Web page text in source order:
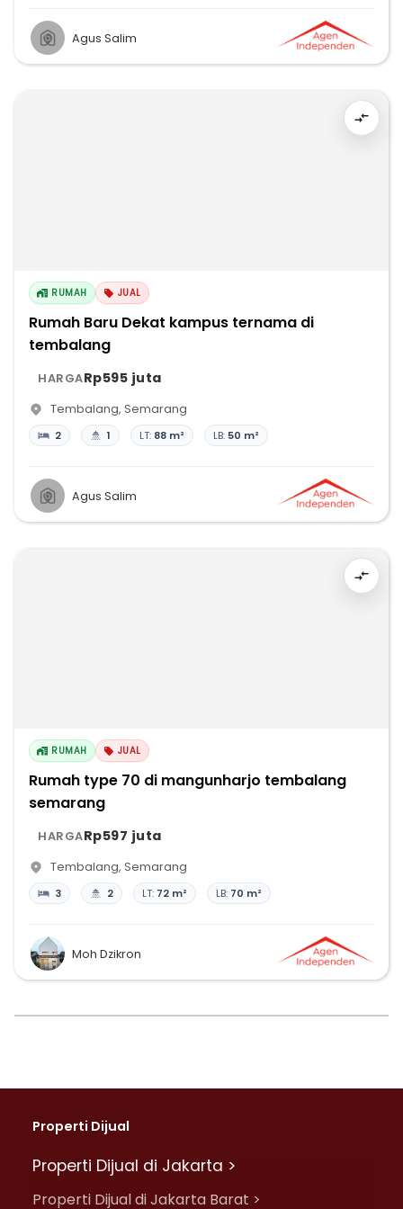
Agus Salim
RUMAH JUAL
Rumah Baru Dekat kampus ternama di
tembalang
HARGARp595 juta
Tembalang, Semarang
2 1 LT: 88 m² LB: 50 m²
Agus Salim
RUMAH JUAL
Rumah type 70 di mangunharjo tembalang
semarang
HARGARp597 juta
Tembalang, Semarang
3 2 LT: 72 m² LB: 70 m²
Moh Dzikron
Properti Dijual
Properti Dijual di Jakarta >
Properti Dijual di Jakarta Barat >